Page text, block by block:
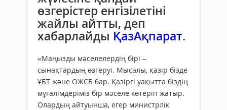
өзгерістер енгізілетіні
жайлы айтты, деп
хабарлайды ҚазАқпарат.
«Маңызды мәселелердің бірі –
сынақтардың өзгеруі. Мысалы, қазір бізде
ҰБТ және ОЖСБ бар. Қазіргі уақытта біздің
мұғалімдеріміз бір мәселе көтеріп жатыр.
Олардың айтуынша, егер министрлік